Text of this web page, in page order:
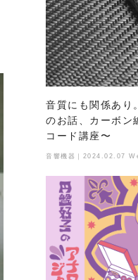
音質にも関係あり
のお話、カーボン
コード講座〜
音響機器｜2024.02.07